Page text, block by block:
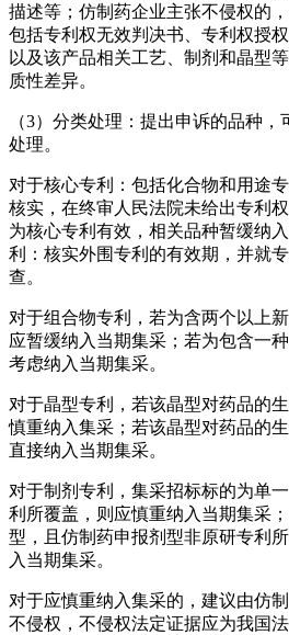
描述等；仿制药企业主张不侵权的
包括专利权无效判决书、专利权授
以及该产品相关工艺、制剂和晶型
质性差异。
（3）分类处理：提出申诉的品种
处理。
对于核心专利：包括化合物和用途
核实，在终审人民法院未给出专利
为核心专利有效，相关品种暂缓纳
利：核实外围专利的有效期，并就
查。
对于组合物专利，若为含两个以上
应暂缓纳入当期集采；若为包含一
考虑纳入当期集采。
对于晶型专利，若该晶型对药品的
慎重纳入集采；若该晶型对药品的
直接纳入当期集采。
对于制剂专利，集采招标标的为单
利所覆盖，则应慎重纳入当期集采
型，且仿制药申报剂型非原研专利
入当期集采。
对于应慎重纳入集采的，建议由仿
不侵权，不侵权法定证据应为我国